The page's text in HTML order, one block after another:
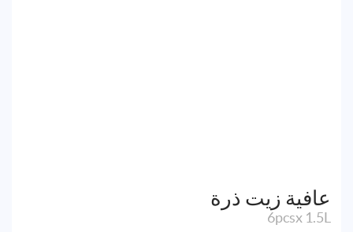
عافية زيت ذرة
6pcsx 1.5L